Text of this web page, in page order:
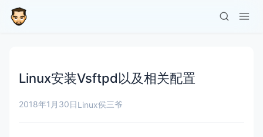
Linux安装Vsftpd以及相关配置
2018年1月30日Linux侯三爷